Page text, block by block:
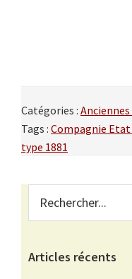
Catégories :
Tags : Compagnie
type 1881
Primary
Sidebar
Articles récents